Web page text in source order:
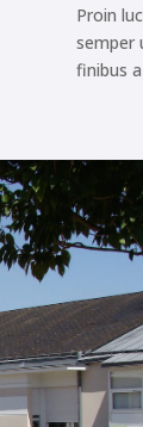
Proin
semper
finibus